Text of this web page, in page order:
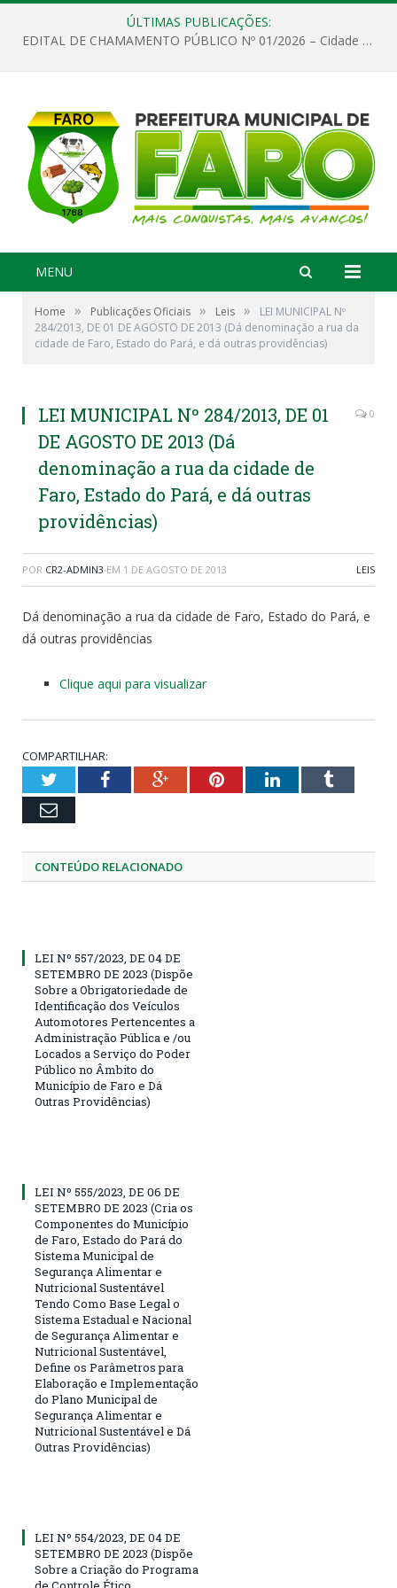
ÚLTIMAS PUBLICAÇÕES:
EDITAL DE CHAMAMENTO PÚBLICO Nº 01/2026 – Cidade de Faro
MENU
Home » Publicações Oficiais » Leis »
LEI MUNICIPAL Nº
284/2013, DE 01 DE AGOSTO DE 2013 (Dá denominação a rua da
cidade de Faro, Estado do Pará, e dá outras providências)
LEI MUNICIPAL Nº 284/2013, DE 01
DE AGOSTO DE 2013 (Dá
denominação a rua da cidade de
Faro, Estado do Pará, e dá outras
providências)
0
POR CR2-ADMIN3 EM 1 DE AGOSTO DE 2013 LEIS
Dá denominação a rua da cidade de Faro, Estado do Pará, e
dá outras providências
Clique aqui para visualizar
COMPARTILHAR:
TwitterFacebookGoogle+PinterestLinkedInTumblr
Email
CONTEÚDO RELACIONADO
LEI Nº 557/2023, DE 04 DE
SETEMBRO DE 2023 (Dispõe
Sobre a Obrigatoriedade de
Identificação dos Veículos
Automotores Pertencentes a
Administração Pública e /ou
Locados a Serviço do Poder
Público no Âmbito do
Município de Faro e Dá
Outras Providências)
LEI Nº 555/2023, DE 06 DE
SETEMBRO DE 2023 (Cria os
Componentes do Município
de Faro, Estado do Pará do
Sistema Municipal de
Segurança Alimentar e
Nutricional Sustentável
Tendo Como Base Legal o
Sistema Estadual e Nacional
de Segurança Alimentar e
Nutricional Sustentável,
Define os Parâmetros para
Elaboração e Implementação
do Plano Municipal de
Segurança Alimentar e
Nutricional Sustentável e Dá
Outras Providências)
LEI Nº 554/2023, DE 04 DE
SETEMBRO DE 2023 (Dispõe
Sobre a Criação do Programa